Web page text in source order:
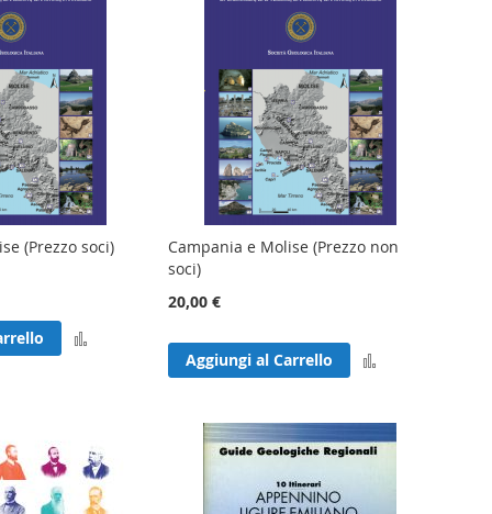
(Prezzo soci)
Campania e Molise (Prezzo non
soci)
20,00 €
Aggiungi al Carrello
confronto